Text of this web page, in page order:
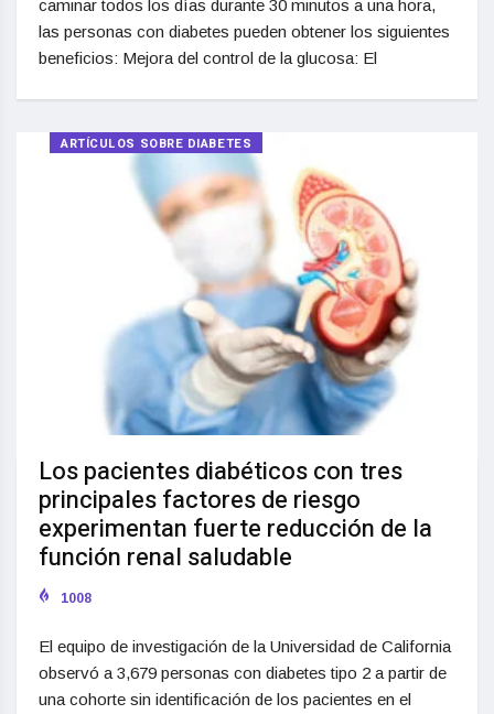
caminar todos los días durante 30 minutos a una hora,
las personas con diabetes pueden obtener los siguientes
beneficios: Mejora del control de la glucosa: El
ARTÍCULOS SOBRE DIABETES
Los pacientes diabéticos con tres
principales factores de riesgo
experimentan fuerte reducción de la
función renal saludable
1008
El equipo de investigación de la Universidad de California
observó a 3,679 personas con diabetes tipo 2 a partir de
una cohorte sin identificación de los pacientes en el